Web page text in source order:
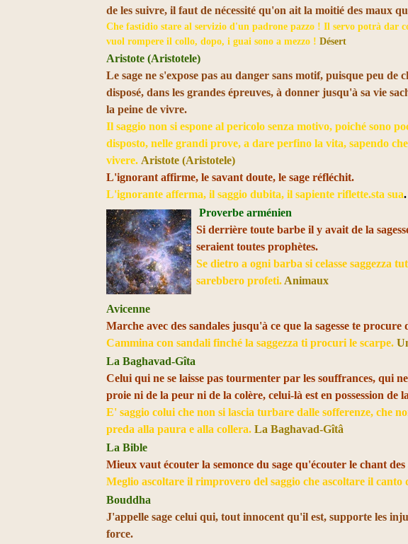
de les suivre, il faut de nécessité qu'on ait la moitié des maux
Che fastidio stare al servizio d'un padrone pazzo ! Il servo potrà dar
vuol rompere il collo, dopo, i guai sono a mezzo !Désert
Aristote (Aristotele)
Le sage ne s'expose pas au danger sans motif, puisque peu
disposé, dans les grandes épreuves, à donner jusqu'à sa vie
la peine de vivre.
Il saggio non si espone al pericolo senza motivo, poiché sono
disposto, nelle grandi prove, a dare perfino la vita, sapendo
vivere. Aristote (Aristotele)
L'ignorant affirme, le savant doute, le sage réfléchit.
L'ignorante afferma, il saggio dubita, il sapiente riflette.sta sua
Proverbe arménien
Si derrière toute barbe il y avait de la
seraient toutes prophètes.
Se dietro a ogni barba si celasse saggezza
sarebbero profeti. Animaux
Avicenne
Marche avec des sandales jusqu'à ce que la sagesse te procure
Cammina con sandali finché la saggezza ti procuri le scarpe.
La Baghavad-Gîta
Celui qui ne se laisse pas tourmenter par les souffrances, qui
proie ni de la peur ni de la colère, celui-là est en possession de la
E' saggio colui che non si lascia turbare dalle sofferenze, che
preda alla paura e alla collera.La Baghavad-Gîtâ
La Bible
Mieux vaut écouter la semonce du sage qu'écouter le chant des
Meglio ascoltare il rimprovero del saggio che ascoltare il
Bouddha
J'appelle sage celui qui, tout innocent qu'il est, supporte les
force.